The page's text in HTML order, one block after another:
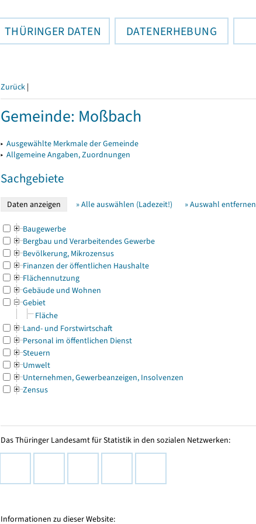
THÜRINGER DATEN DATENERHEBUNG
Zurück |
Gemeinde: Moßbach
▸ Ausgewählte Merkmale der Gemeinde
▸ Allgemeine Angaben, Zuordnungen
Sachgebiete
» Alle auswählen (Ladezeit!) » Auswahl entfernen
Baugewerbe
Bergbau und Verarbeitendes Gewerbe
Bevölkerung, Mikrozensus
Finanzen der öffentlichen Haushalte
Flächennutzung
Gebäude und Wohnen
Gebiet
Fläche
Land- und Forstwirtschaft
Personal im öffentlichen Dienst
Steuern
Umwelt
Unternehmen, Gewerbeanzeigen, Insolvenzen
Zensus
Das Thüringer Landesamt für Statistik in den sozialen Netzwerken:
Informationen zu dieser Website: